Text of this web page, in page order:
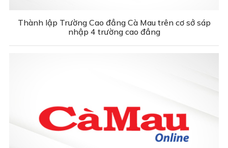
Thành lập Trường Cao đẳng Cà Mau trên cơ sở sáp
nhập 4 trường cao đẳng